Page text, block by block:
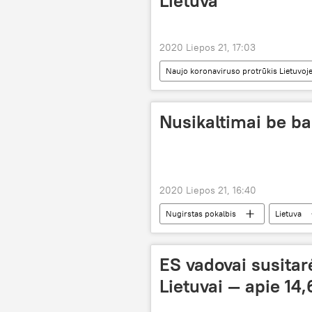
2020 Liepos 21, 17:03
Naujo koronaviruso protrūkis
koronavirusas
Lietuva
Nusikaltimai be
2020 Liepos 21, 16:40
Nugirstas pokalbis Lietuva
ES vadovai
Lietuvai — apie